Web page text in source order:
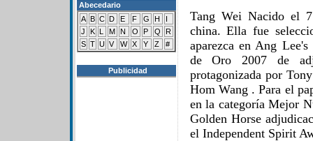
Abecedario
A B C D E F G H
I
J
K L M N O P Q
R
S T U V W X Y Z #
Publicidad
Tang Wei Nacido el
china. Ella fue
aparezca en Ang
de Oro 2007 de
protagonizada por
Hom Wang . Para el
en la categoría Mejor
Golden Horse
el Independent Spirit